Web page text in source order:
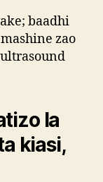
baadhi
zao
la
kiasi,